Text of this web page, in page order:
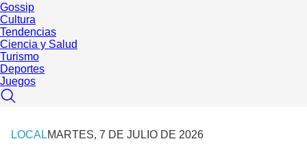
Gossip
Cultura
Tendencias
Ciencia y Salud
Turismo
Deportes
Juegos
LOCALMARTES, 7 DE JULIO DE 2026